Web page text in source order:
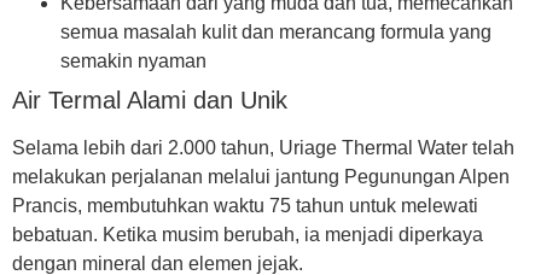
semua masalah kulit dan merancang formula yang
semakin nyaman
Air Termal Alami dan Unik
Selama lebih dari 2.000 tahun, Uriage Thermal Water telah
melakukan perjalanan melalui jantung Pegunungan Alpen
Prancis, membutuhkan waktu 75 tahun untuk melewati
bebatuan. Ketika musim berubah, ia menjadi diperkaya
dengan mineral dan elemen jejak.